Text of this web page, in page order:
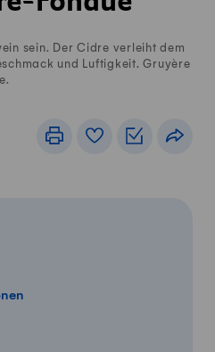
sein. Der Cidre verleiht dem
und Luftigkeit. Gruyère
DruckenRezeptbuch
anzeigenanzeigen